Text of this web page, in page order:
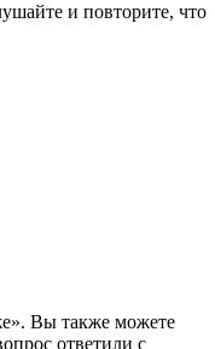
и повторите, что
Вы также можете
ответили с